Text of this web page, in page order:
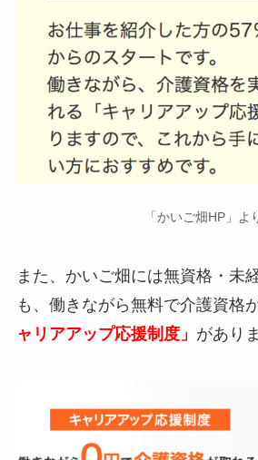
「かいご畑HP」よ
また、かいご畑には無資格・未
も、働きながら無料で介護資格
ャリアアップ応援制度」 があり